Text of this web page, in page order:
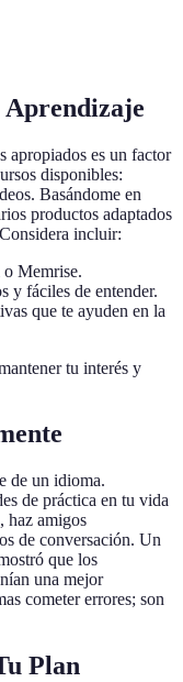
Aprendizaje
apropiados es un factor
disponibles:
Basándome en
productos adaptados
incluir:
Memrise.
y fáciles de entender.
que te ayuden en la
tu interés y
de un idioma.
de práctica en tu vida
haz amigos
de conversación. Un
que los
una mejor
cometer errores; son
Plan